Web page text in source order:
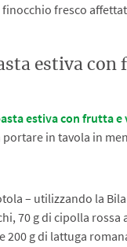
fresco
estiva con
estiva con frutta e
in tavola in
– utilizzando la
70 g di cipolla rossa
200 g di lattuga